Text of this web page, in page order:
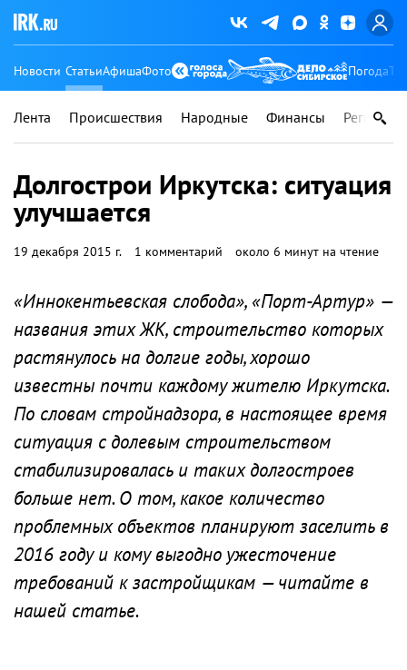
Новости СтатьиАфишаФото Погода
Лента Происшествия Народные Финансы Регионы
Долгострои Иркутска: ситуация
улучшается
19 декабря 2015 г. 1 комментарий около 6 минут на чтение
«Иннокентьевская слобода», «Порт-Артур» —
названия этих ЖК, строительство которых
растянулось на долгие годы, хорошо
известны почти каждому жителю Иркутска.
По словам стройнадзора, в настоящее время
ситуация с долевым строительством
стабилизировалась и таких долгостроев
больше нет. О том, какое количество
проблемных объектов планируют заселить в
2016 году и кому выгодно ужесточение
требований к застройщикам — читайте в
нашей статье.